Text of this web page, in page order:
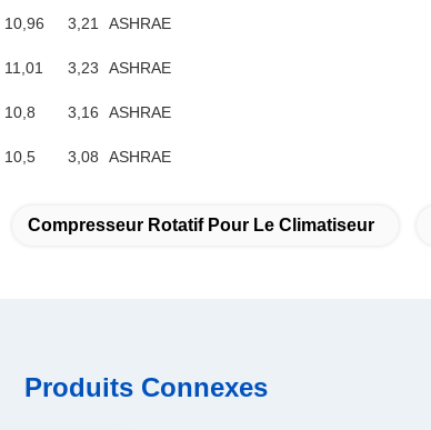
10,96 3,21 ASHRAE
11,01 3,23 ASHRAE
10,8 3,16 ASHRAE
10,5 3,08 ASHRAE
Compresseur Rotatif Pour Le Climatiseur
Produits Connexes